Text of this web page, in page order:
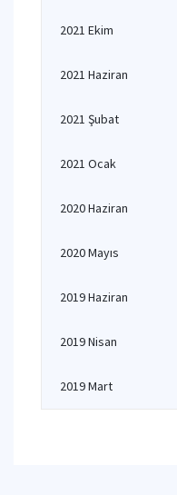
2021 Ekim
2021 Haziran
2021 Şubat
2021 Ocak
2020 Haziran
2020 Mayıs
2019 Haziran
2019 Nisan
2019 Mart